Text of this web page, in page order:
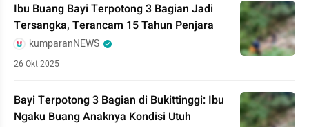
Ibu Buang Bayi Terpotong 3 Bagian Jadi
Tersangka, Terancam 15 Tahun Penjara
kumparanNEWS
26 Okt 2025
Bayi Terpotong 3 Bagian di Bukittinggi: Ibu
Ngaku Buang Anaknya Kondisi Utuh